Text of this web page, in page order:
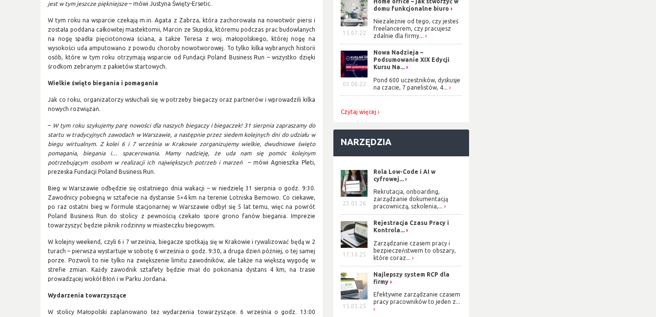
jest w tym jeszcze piękniejsze– mówi Justyna Święty-Ersetic.
W tym roku na wsparcie czekają m.in. Agata z Zabrza, która zachorowała na nowotwór piersi i
została poddana całkowitej mastektomii, Marcin ze Słupska, któremu podczas prac budowlanych
na nogę spadła pięciotonowa ściana, a także Teresa z woj. małopolskiego, której nogę na
wysokości uda amputowano z powodu choroby nowotworowej. To tylko kilka wybranych historii
osób, które w tym roku otrzymają wsparcie od Fundacji Poland Business Run – wszystko dzięki
środkom zebranym z pakietów startowych.
Wielkie święto biegania i pomagania
Jak co roku, organizatorzy wsłuchali się w potrzeby biegaczy oraz partnerów i wprowadzili kilka
nowych rozwiązań.
– W tym roku szykujemy parę nowości dla naszych biegaczy i biegaczek! 31 sierpnia zapraszamy do
startu w tradycyjnych zawodach w Warszawie, a następnie przez siedem kolejnych dni do udziału w
biegu wirtualnym. Z kolei 6 i 7 września w Krakowie zorganizujemy wielkie, dwudniowe święto
pomagania, biegania i… spacerowania. Mamy nadzieję, że uda nam się pomóc kolejnym
potrzebującym osobom w realizacji ich największych potrzeb i marzeń – mówi Agnieszka Pleti,
prezeska Fundacji Poland Business Run.
Bieg w Warszawie odbędzie się ostatniego dnia wakacji – w niedzielę 31 sierpnia o godz. 9:30.
Zawodnicy pobiegną w sztafecie na dystansie 5×4 km na terenie Lotniska Bemowo. Co ciekawe,
po raz ostatni bieg w formule stacjonarnej w Warszawie odbył się 5 lat temu, więc na powrót
Poland Business Run do stolicy z pewnością czekało spore grono fanów biegania. Imprezie
towarzyszyć będzie piknik rodzinny w miasteczku biegowym.
W kolejny weekend, czyli 6 i 7 września, biegacze spotkają się w Krakowie i rywalizować będą w 2
turach – pierwsza wystartuje w sobotę 6 września o godz. 9:30, a druga dzień później, o tej samej
porze. Pozwoli to nie tylko na zwiększenie limitu zawodników, ale także na większą wygodę w
strefie zmian. Każdy zawodnik sztafety będzie miał do pokonania dystans 4 km, na trasie
prowadzącej wokół Błoń i w Parku Jordana.
Wydarzenia towarzyszące
W stolicy Małopolski zaplanowano też wydarzenia towarzyszące. 6 września o godz. 13:00
15.07.22
domu funkcjonalne biuro
Niezależnie od tego, czy jesteś
freelancerem, czy pracujesz
zdalnie dla firmy...
03.06.22
Nowa Nadzieja –
Podsumowanie XIX Edycji
Kursu Na...
Pond 600 uczestników, dyskusje
na czacie, 7 panelistów, 4...
Czytaj więcej
NARZĘDZIA
23.03.26
Rola Low-Code i AI w
cyfrowej...
Rekrutacja, onboarding,
zarządzanie dokumentacją
pracowniczą, szkolenia,...
17.10.25
Rejestracja Czasu Pracy i
Kontrola...
Zarządzanie czasem pracy i
bezpieczeństwem to obszary,
które coraz...
15.05.25
Najlepszy system RCP dla
firmy
Efektywne zarządzanie czasem
pracy pracowników to jeden z...